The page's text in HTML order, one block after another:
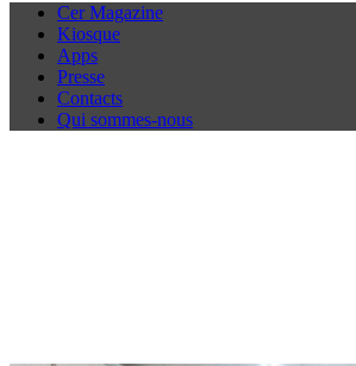
Cer Magazine
Kiosque
Apps
Presse
Contacts
Qui sommes-nous